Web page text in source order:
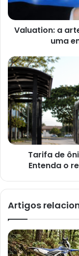
Valuation: a
uma
Tarifa de
Entenda o
Artigos